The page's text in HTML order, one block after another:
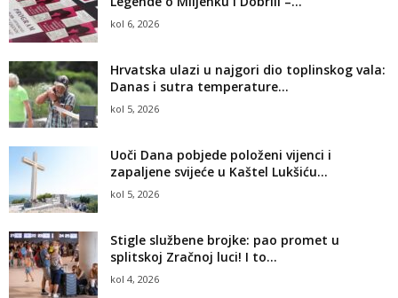
kol 6, 2026
Hrvatska ulazi u najgori dio toplinskog vala:
Danas i sutra temperature...
kol 5, 2026
Uoči Dana pobjede položeni vijenci i
zapaljene svijeće u Kaštel Lukšiću...
kol 5, 2026
Stigle službene brojke: pao promet u
splitskoj Zračnoj luci! I to...
kol 4, 2026